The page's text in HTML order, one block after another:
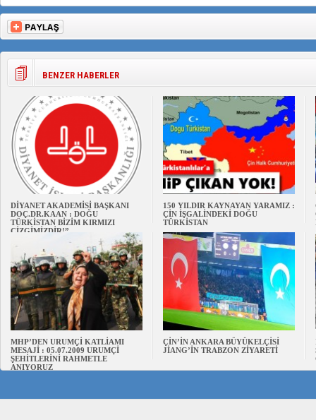
BENZER HABERLER
DİYANET AKADEMİSİ BAŞKANI
DOÇ.DR.KAAN : DOĞU
TÜRKİSTAN BİZİM KIRMIZI
ÇİZGİMİZDİR!”
150 YILDIR KAYNAYAN YARAMIZ :
ÇİN İŞGALİNDEKİ DOĞU
TÜRKİSTAN
MHP’DEN URUMÇİ KATLİAMI
MESAJİ : 05.07.2009 URUMÇİ
ŞEHİTLERİNİ RAHMETLE
ANIYORUZ
ÇİN’İN ANKARA BÜYÜKELÇİSİ
JİANG’İN TRABZON ZİYARETİ